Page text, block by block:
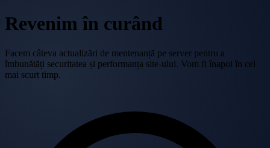
Revenim în curând
Facem câteva actualizări de mentenanță pe server pentru a
îmbunătăți securitatea și performanța site-ului. Vom fi înapoi în cel
mai scurt timp.